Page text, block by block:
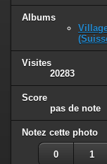
Albums
Visites
20283
Score
pas de note
Notez cette photo
0 1